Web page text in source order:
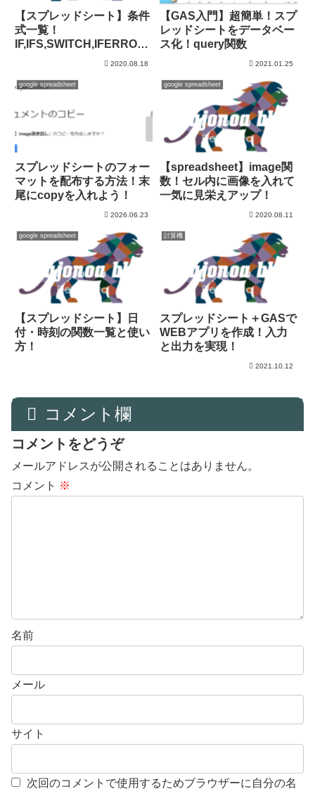
【スプレッドシート】条件
式一覧！
IF,IFS,SWITCH,IFERROR,I
2020.08.18
【GAS入門】超簡単！スプ
レッドシートをデータベー
ス化！query関数
2021.01.25
google spreadsheet
スプレッドシートのフォー
マットを配布する方法！末
尾にcopyを入れよう！
2026.06.23
google spreadsheet
【spreadsheet】image関
数！セル内に画像を入れて
一気に見栄えアップ！
2020.08.11
google spreadsheet
【スプレッドシート】日
付・時刻の関数一覧と使い
方！
計算機
スプレッドシート＋GASで
WEBアプリを作成！入力
と出力を実現！
2021.10.12
コメント欄
コメントをどうぞ
メールアドレスが公開されることはありません。
コメント ※
名前
メール
サイト
次回のコメントで使用するためブラウザーに自分の名